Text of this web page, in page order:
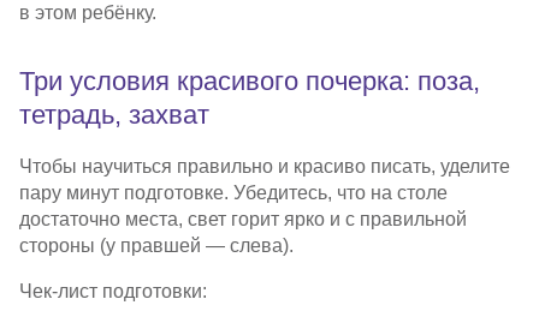
в этом ребёнку.
Три условия красивого почерка: поза,
тетрадь, захват
Чтобы научиться правильно и красиво писать, уделите
пару минут подготовке. Убедитесь, что на столе
достаточно места, свет горит ярко и с правильной
стороны (у правшей — слева).
Чек-лист подготовки: